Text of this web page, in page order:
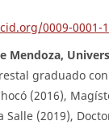
0009-0001-
Mendoza,
graduado
(2016),
Salle (2019),